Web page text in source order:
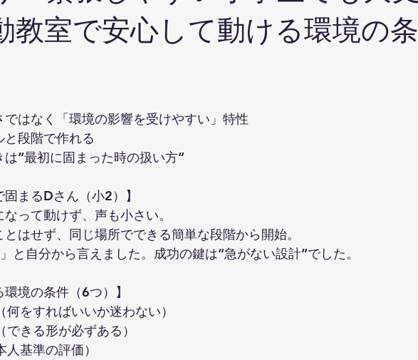
教室で安心して動ける環境の条
ではなく「環境の影響を受けやすい」特性
と段階で作れる
は“最初に固まった時の扱い方”
固まるDさん（小2）】
って動けず、声も小さい。
はせず、同じ場所でできる簡単な段階から開始。
と自分から言えました。成功の鍵は“急がない設計”でした。
環境の条件（6つ）】
をすればいいか迷わない）
きる形が必ずある）
基準の評価）